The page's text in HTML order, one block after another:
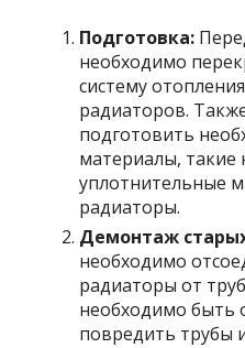
Подготовка:
необходимо
систему
радиаторов.
подготовить
материалы, такие
уплотнительные
радиаторы.
Демонтаж
необходимо
радиаторы от
необходимо быть
повредить трубы